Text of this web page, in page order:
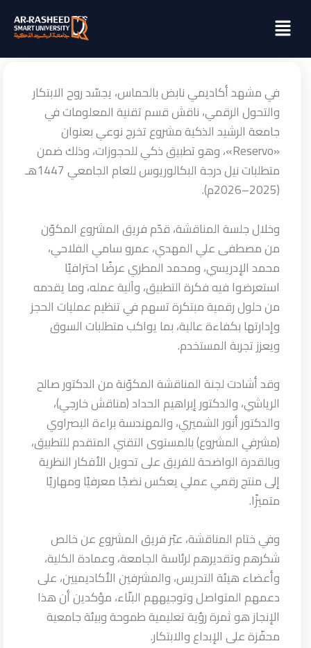
Menu
في مشهد أكاديمي نابض بالحماس، يجسّد روح الابتكار
والتحول الرقمي، ناقش قسم تقنية المعلومات في
جامعة الرشيد الذكية مشروع تخرج نوعي بعنوان
«Reservo»، وهو تطبيق ذكي للحجوزات، وذلك ضمن
متطلبات نيل درجة البكالوريوس للعام الجامعي 1447هـ
(2025–2026م).
وخلال جلسة المناقشة، قدّم فريق المشروع المكوّن
من مصطفى علي المهدي، عمرو سامي الفلاحي،
محمد الإدريسي، ومحمد المطري عرضًا احترافيًا
استعرضوا فيه فكرة التطبيق، وآلية عمله، وما يقدمه
من حلول رقمية مبتكرة تسهم في تنظيم عمليات الحجز
وإدارتها بكفاءة عالية، بما يواكب متطلبات السوق
ويعزز تجربة المستخدم.
وقد أشادت لجنة المناقشة المكوّنة من الدكتور صالح
الرياشي، والدكتور إبراهيم الحداد (مناقش خارجي)،
والدكتور أنور الشميري، والمهندسة براءة البصراوي
(مشرفي المشروع) بالمستوى التقني المتقدم للتطبيق،
وبالقدرة الواضحة للفريق على تحويل الأفكار النظرية
إلى منتج رقمي عملي يعكس نضجًا معرفيًا ومهاريًا
متميزًا.
وفي ختام المناقشة، عبّر فريق المشروع عن خالص
شكرهم وتقديرهم لرئاسة الجامعة، وعمادة الكلية،
وأعضاء هيئة التدريس، والمشرفين الأكاديميين، على
دعمهم المتواصل وتوجيههم البنّاء، مؤكدين أن هذا
الإنجاز هو ثمرة رؤية تعليمية طموحة وبيئة جامعية
محفّزة على الإبداع والابتكار.